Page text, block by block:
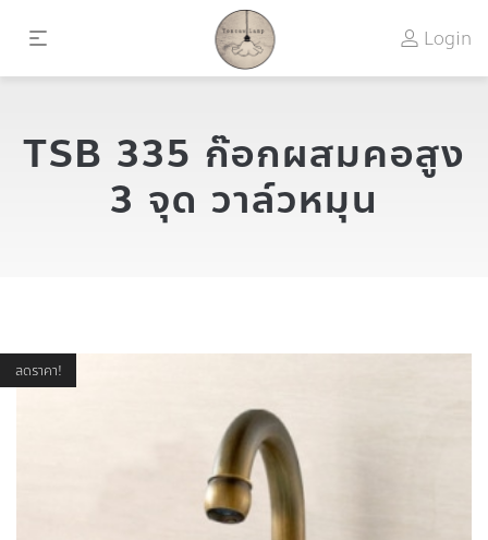
Login
TSB 335 ก๊อกผสมคอสูง
3 จุด วาล์วหมุน
ลดราคา!